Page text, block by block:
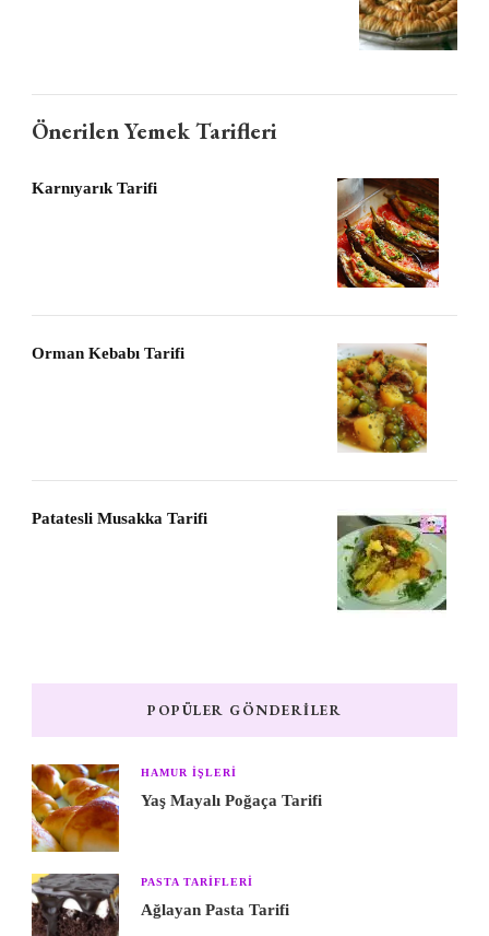
Önerilen Yemek Tarifleri
Karnıyarık Tarifi
Orman Kebabı Tarifi
Patatesli Musakka Tarifi
POPÜLER GÖNDERILER
HAMUR IŞLERI
Yaş Mayalı Poğaça Tarifi
PASTA TARIFLERI
Ağlayan Pasta Tarifi